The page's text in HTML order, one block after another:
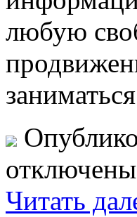
любую
отключены
Читать